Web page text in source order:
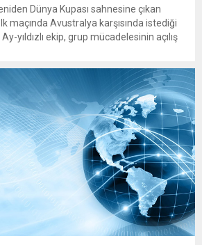
Dünya Kupası sahnesine çıkan
maçında Avustralya karşısında istediği
yıldızlı ekip, grup mücadelesinin açılış
bir oyun sergilerken, Avustralya
etkili olmaya...